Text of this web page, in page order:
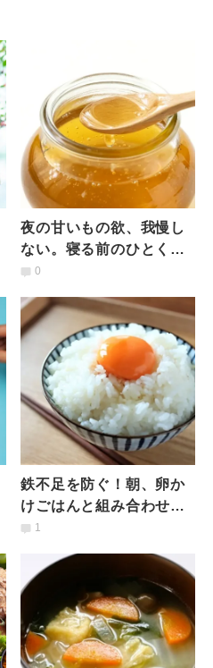
夜の甘いもの欲、我慢し
ない。寝る前のひとくち
習慣を管理栄養士が解説
0
鉄不足を防ぐ！朝、卵か
けごはんと組み合わせる
と良い食材とは？｜管理
1